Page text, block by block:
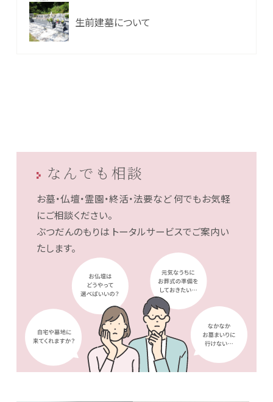
生前建墓について
なんでも相談
お墓・仏壇・霊園・終活・法要など何でもお気軽
にご相談ください。
ぶつだんのもりは トータルサービスでご案内い
たします。